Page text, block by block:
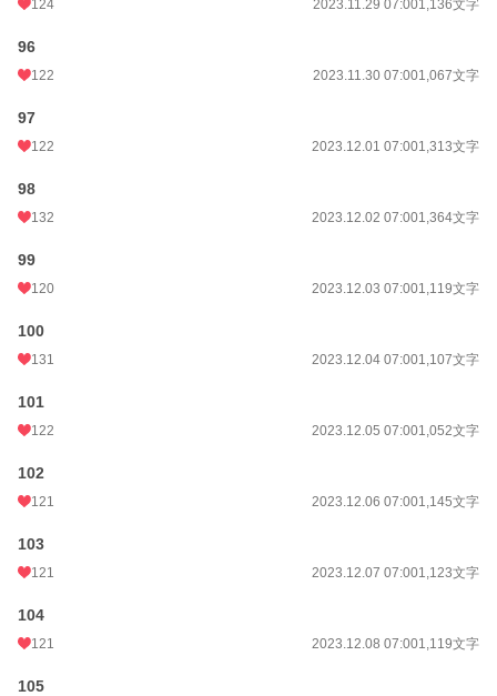
124 2023.11.29 07:001,136文字
96
122 2023.11.30 07:001,067文字
97
122 2023.12.01 07:001,313文字
98
132 2023.12.02 07:001,364文字
99
120 2023.12.03 07:001,119文字
100
131 2023.12.04 07:001,107文字
101
122 2023.12.05 07:001,052文字
102
121 2023.12.06 07:001,145文字
103
121 2023.12.07 07:001,123文字
104
121 2023.12.08 07:001,119文字
105